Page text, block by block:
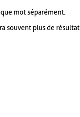
mot séparément.
souvent plus de résultat